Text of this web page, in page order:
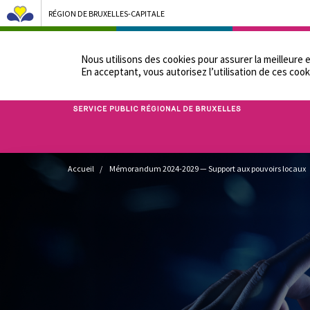
Nous utilisons des cookies pour assurer la meilleure
En acceptant, vous autorisez lʼutilisation de ces
RÉGION DE BRUXELLES-CAPITALE
Bruxelles Pouvoirs Locaux - Aller à la page d'accueil
NOTRE
Fil
d'Ariane
Accueil Mémorandum 2024-2029 — Support aux pouvoirs locaux